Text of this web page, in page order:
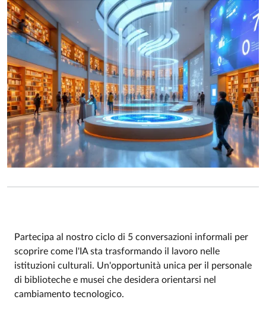
Event description
Partecipa al nostro ciclo di 5 conversazioni informali per
scoprire come l'IA sta trasformando il lavoro nelle
istituzioni culturali. Un'opportunità unica per il personale
di biblioteche e musei che desidera orientarsi nel
cambiamento tecnologico.